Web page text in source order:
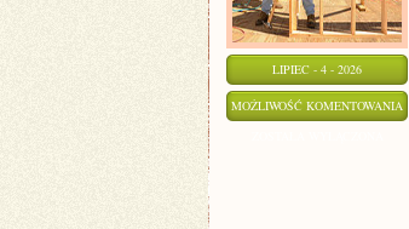
LIPIEC - 4 - 2026
MOŻLIWOŚĆ KOMENTOWANIA